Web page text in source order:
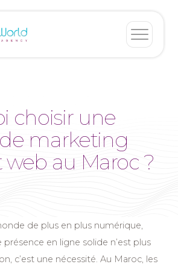
choisir une
marketing
au Maroc ?
de plus en plus numérique,
présence en ligne solide n’est plus
c’est une nécessité. Au Maroc, les